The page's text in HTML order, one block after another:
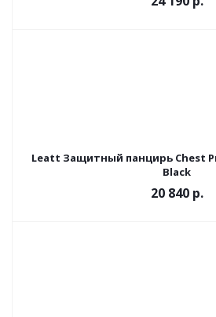
Leatt Защитный панцирь Chest
Black
20 840 р.